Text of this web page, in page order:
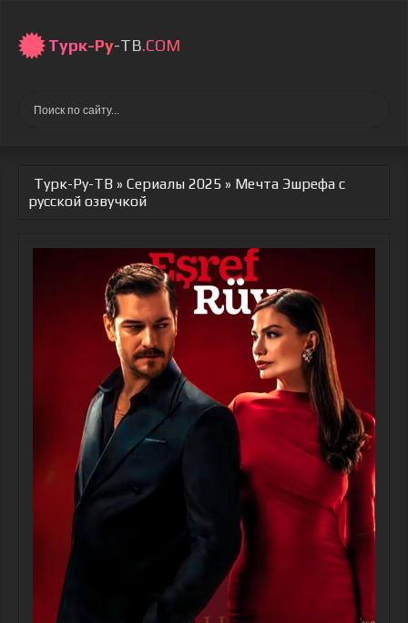
Турк-Ру-ТВ.COM
Турк-Ру-ТВ » Сериалы 2025 » Мечта Эшрефа с
русской озвучкой